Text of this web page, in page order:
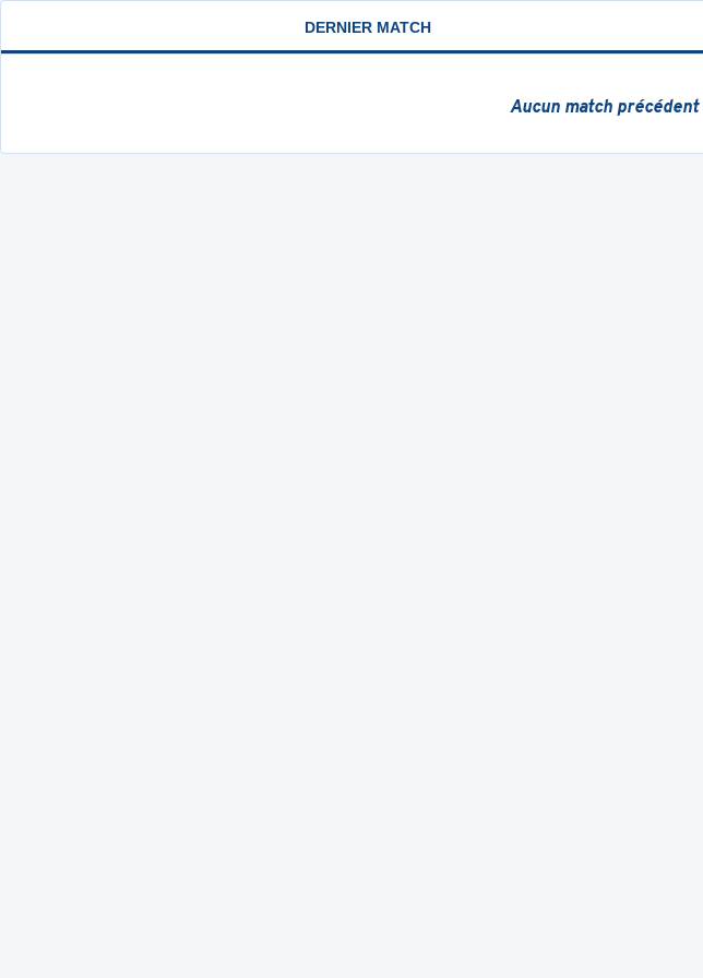
DERNIER MATCH
Aucun match précédent